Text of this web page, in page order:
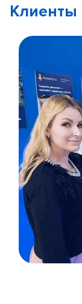
Клиенты